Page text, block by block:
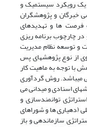
یک رویکرد سیستمیک و
خبرگان و پژوهشگران
فرصت ها و تهدیدهای
در چارچوب برنامه ریزی
و توسعه نظام مدیریت
از نوع پژوهشهای پس
با توجه به ماهیت کار
می­باشد. روش گردآوری
اسنادی و میدانی می
توانمندسازی و
(دهیاری ها و شوراهای
سازماندهی و باز